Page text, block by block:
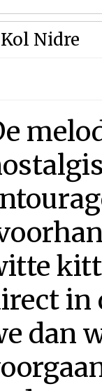
Nidre
in
dan